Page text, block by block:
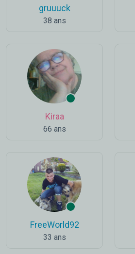
gruuuck
38 ans
Kiraa
66 ans
FreeWorld92
33 ans